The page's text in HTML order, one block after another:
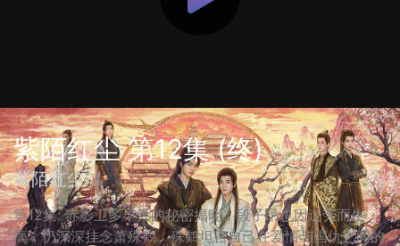
紫陌红尘 第12集 (终)
紫陌红尘
第12集: 赤影卫多早夭的秘密揭晓，段子昂也因过劳而生
病，仍深深挂念萧殊鹤。殊鹤坦言自己在爱情与国仇之间的